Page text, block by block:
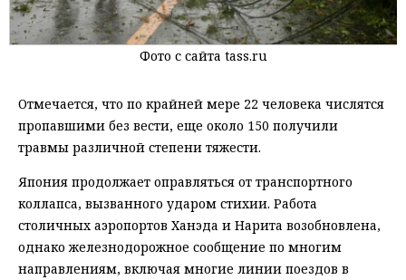
Фото с сайта tass.ru
Отмечается, что по крайней мере 22 человека числятся
пропавшими без вести, еще около 150 получили
травмы различной степени тяжести.
Япония продолжает оправляться от транспортного
коллапса, вызванного ударом стихии. Работа
столичных аэропортов Ханэда и Нарита возобновлена,
однако железнодорожное сообщение по многим
направлениям, включая многие линии поездов в